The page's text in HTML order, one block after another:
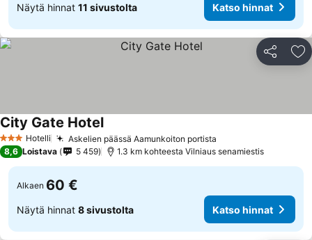
Näytä hinnat 11 sivustolta Katso hinnat
Jaa
3 Tähtiluokitus
Hotelli Askelien päässä Aamunkoiton portista
City Gate HotelKatso hinnat
8,6 Loistava 5 459 1.3 km kohteesta Vilniaus senamiestis
Alkaen 60 €
Näytä hinnat 8 sivustolta Katso hinnat